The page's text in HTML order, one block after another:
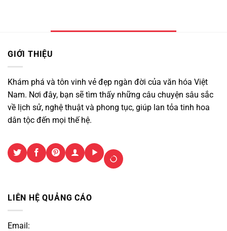
GIỚI THIỆU
Khám phá và tôn vinh vẻ đẹp ngàn đời của văn hóa Việt
Nam. Nơi đây, bạn sẽ tìm thấy những câu chuyện sâu sắc
về lịch sử, nghệ thuật và phong tục, giúp lan tỏa tinh hoa
dân tộc đến mọi thế hệ.
LIÊN HỆ QUẢNG CÁO
Email: